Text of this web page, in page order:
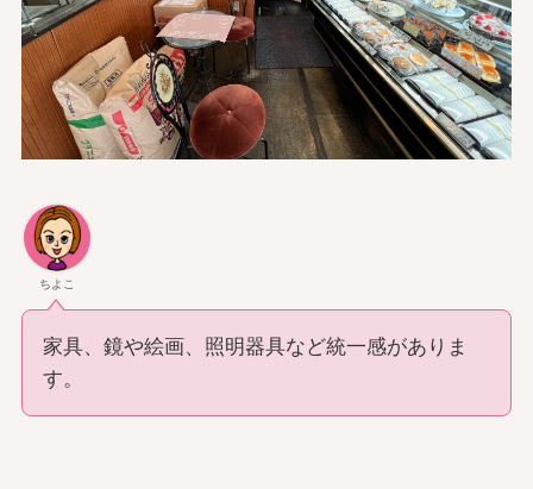
ちよこ
家具、鏡や絵画、照明器具など統一感がありま
す。